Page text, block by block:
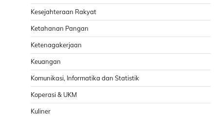
Kesejahteraan Rakyat
Ketahanan Pangan
Ketenagakerjaan
Keuangan
Komunikasi, Informatika dan Statistik
Koperasi & UKM
Kuliner